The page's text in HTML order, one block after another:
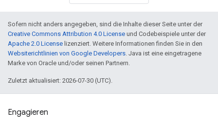
Sofern nicht anders angegeben, sind die Inhalte dieser Seite unter der
Creative Commons Attribution 4.0 License und Codebeispiele unter der
Apache 2.0 License lizenziert. Weitere Informationen finden Sie in den
Websiterichtlinien von Google Developers. Java ist eine eingetragene
Marke von Oracle und/oder seinen Partnern.
Zuletzt aktualisiert: 2026-07-30 (UTC).
Engagieren